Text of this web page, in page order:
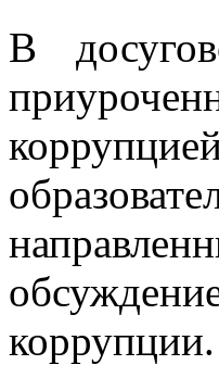
В
коррупции.